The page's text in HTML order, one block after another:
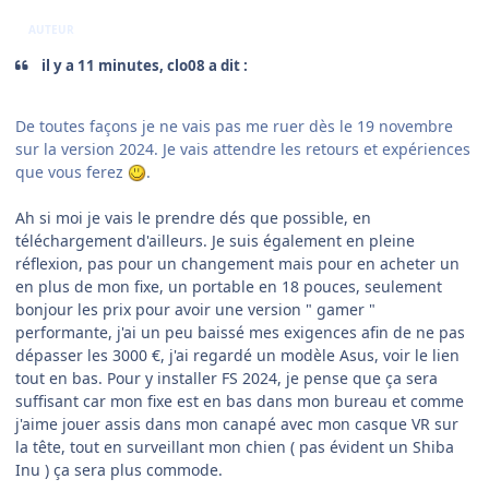
AUTEUR
il y a 11 minutes, clo08 a dit :
De toutes façons je ne vais pas me ruer dès le 19 novembre
sur la version 2024. Je vais attendre les retours et expériences
que vous ferez
.
Ah si moi je vais le prendre dés que possible, en
téléchargement d'ailleurs. Je suis également en pleine
réflexion, pas pour un changement mais pour en acheter un
en plus de mon fixe, un portable en 18 pouces, seulement
bonjour les prix pour avoir une version " gamer "
performante, j'ai un peu baissé mes exigences afin de ne pas
dépasser les 3000 €, j'ai regardé un modèle Asus, voir le lien
tout en bas. Pour y installer FS 2024, je pense que ça sera
suffisant car mon fixe est en bas dans mon bureau et comme
j'aime jouer assis dans mon canapé avec mon casque VR sur
la tête, tout en surveillant mon chien ( pas évident un Shiba
Inu ) ça sera plus commode.